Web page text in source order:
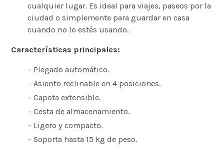
cualquier lugar. Es ideal para viajes, paseos por la
ciudad o simplemente para guardar en casa
cuando no lo estés usando.
Características principales:
– Plegado automático.
– Asiento reclinable en 4 posiciones.
– Capota extensible.
– Cesta de almacenamiento.
– Ligero y compacto.
– Soporta hasta 15 kg de peso.